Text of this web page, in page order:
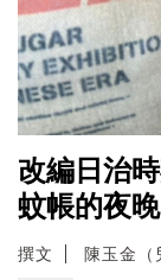
改編日治
蚊帳的夜
撰文 陳玉金（